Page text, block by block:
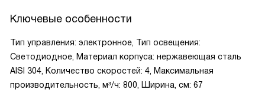
Ключевые особенности
Тип управления: электронное, Тип освещения:
Светодиодное, Материал корпуса: нержавеющая сталь
AISI 304, Количество скоростей: 4, Максимальная
производительность, м³/ч: 800, Ширина, см: 67